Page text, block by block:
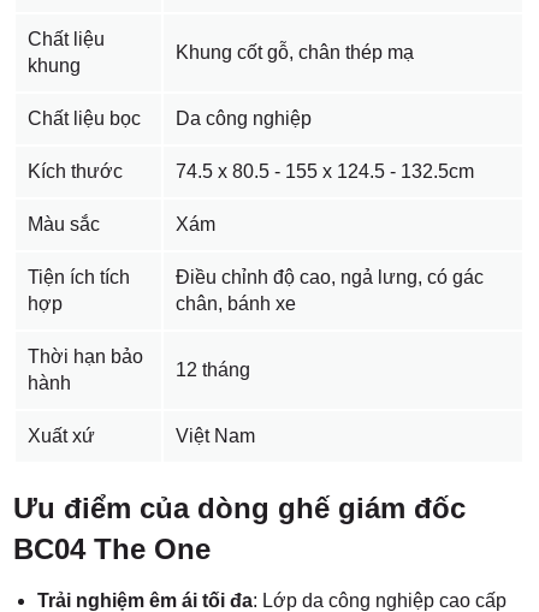
Chất liệu
khung
Khung cốt gỗ, chân thép mạ
Chất liệu bọc Da công nghiệp
Kích thước 74.5 x 80.5 - 155 x 124.5 - 132.5cm
Màu sắc Xám
Tiện ích tích
hợp
Điều chỉnh độ cao, ngả lưng, có gác
chân, bánh xe
Thời hạn bảo
hành
12 tháng
Xuất xứ Việt Nam
Ưu điểm của dòng ghế giám đốc
BC04 The One
Trải nghiệm êm ái tối đa: Lớp da công nghiệp cao cấp